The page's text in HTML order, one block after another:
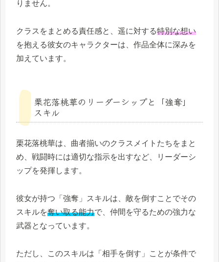
りません。
クラスをまとめる責任感と、遥に対する特別な想い
を抱える彼女のキャラクターは、作品全体に深みを
加えています。
栗花落桃華のリーダーシップと「強奪」
スキル
栗花落桃華は、曲者揃いのクラスメイトたちをまと
め、戦闘時には適切な指示を出すなど、リーダーシ
ップを発揮します。
彼女が持つ「強奪」スキルは、敵を倒すことでその
スキルを奪い取る能力で、仲間を守るための強力な
武器となっています。
ただし、このスキルは「相手を倒す」ことが条件で